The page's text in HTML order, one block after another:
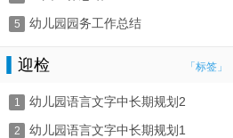
5 幼儿园园务工作总结
「标签」
迎检
1
幼儿园语言文字中长期规划2
2
幼儿园语言文字中长期规划1